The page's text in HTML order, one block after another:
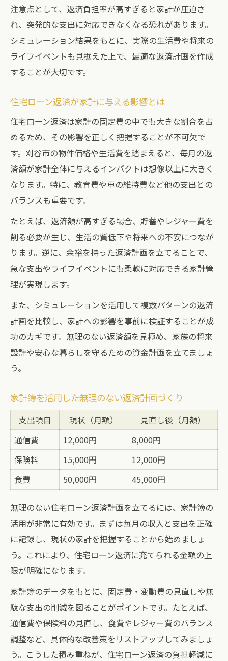
注意点として、返済負担率が高すぎると家計が圧迫さ
れ、突発的な支出に対応できなくなる恐れがあります。
シミュレーション結果をもとに、実際の生活費や将来の
ライフイベントも見据えた上で、最適な返済計画を作成
することが大切です。
住宅ローン返済が家計に与える影響とは
住宅ローン返済は家計の固定費の中でも大きな割合を占
めるため、その影響を正しく把握することが不可欠で
す。刈谷市の物件価格や生活費を踏まえると、毎月の返
済額が家計全体に与えるインパクトは想像以上に大きく
なります。特に、教育費や車の維持費など他の支出との
バランスも重要です。
たとえば、返済額が高すぎる場合、貯蓄やレジャー費を
削る必要が生じ、生活の質低下や将来への不安につなが
ります。逆に、余裕を持った返済計画を立てることで、
急な支出やライフイベントにも柔軟に対応できる家計管
理が実現します。
また、シミュレーションを活用して複数パターンの返済
計画を比較し、家計への影響を事前に検証することが成
功のカギです。無理のない返済額を見極め、家族の将来
設計や安心な暮らしを守るための資金計画を立てましょ
う。
家計簿を活用した無理のない返済計画づくり
支出項目 現状（月額）
見直し後（月額）
通信費
12,000円
8,000円
保険料
15,000円
12,000円
食費
50,000円 45,000円
無理のない住宅ローン返済計画を立てるには、家計簿の
活用が非常に有効です。まずは毎月の収入と支出を正確
に記録し、現状の家計を把握することから始めましょ
う。これにより、住宅ローン返済に充てられる金額の上
限が明確になります。
家計簿のデータをもとに、固定費・変動費の見直しや無
駄な支出の削減を図ることがポイントです。たとえば、
通信費や保険料の見直し、食費やレジャー費のバランス
調整など、具体的な改善策をリストアップしてみましょ
う。こうした積み重ねが、住宅ローン返済の負担軽減に